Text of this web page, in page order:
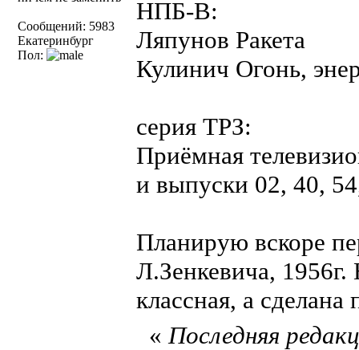
Сообщений: 5983
Екатеринбург
Пол:
НПБ-В:
Ляпунов Ракета
Кулинич Огонь,
серия ТРЗ:
Приёмная
и выпуски 02, 40,
Планирую вскоре
Л.Зенкевича,
классная, а сделана
«Последняя